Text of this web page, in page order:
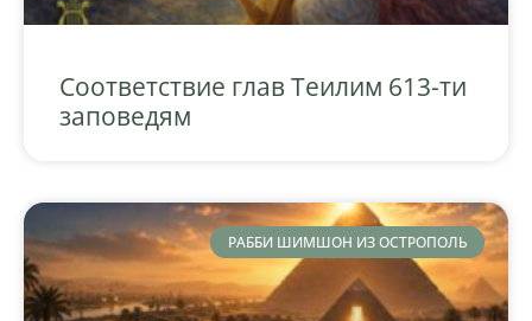
Соответствие глав Теилим 613-ти
заповедям
РАББИ ШИМШОН ИЗ ОСТРОПОЛЬ